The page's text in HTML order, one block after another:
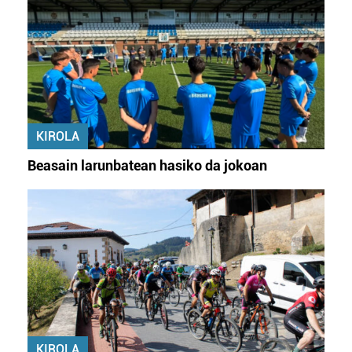
KIROLA
Beasain larunbatean hasiko da jokoan